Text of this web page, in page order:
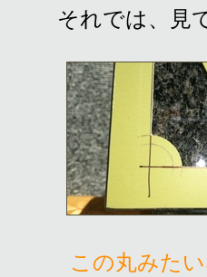
それでは、見
この丸みた